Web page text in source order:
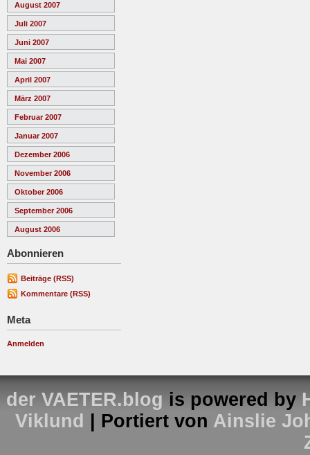
August 2007
Juli 2007
Juni 2007
Mai 2007
April 2007
März 2007
Februar 2007
Januar 2007
Dezember 2006
November 2006
Oktober 2006
September 2006
August 2006
Abonnieren
Beiträge (RSS)
Kommentare (RSS)
Meta
Anmelden
der VAETER.blog is powered by
Viklund
| Portiert von Ainslie